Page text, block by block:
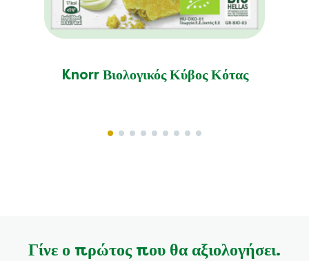
Knorr Βιολογικός Κύβος Κότας
Γίνε ο πρώτος που θα αξιολογήσει.